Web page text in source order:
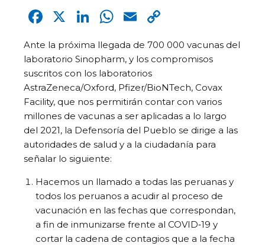
Facebook
X LinkedIn
WhatsApp
Email
Link
Ante la próxima llegada de 700 000 vacunas del
laboratorio Sinopharm, y los compromisos
suscritos con los laboratorios
AstraZeneca/Oxford, Pfizer/BioNTech, Covax
Facility, que nos permitirán contar con varios
millones de vacunas a ser aplicadas a lo largo
del 2021, la Defensoría del Pueblo se dirige a las
autoridades de salud y a la ciudadanía para
señalar lo siguiente:
Hacemos un llamado a todas las peruanas y
todos los peruanos a acudir al proceso de
vacunación en las fechas que correspondan,
a fin de inmunizarse frente al COVID‑19 y
cortar la cadena de contagios que a la fecha